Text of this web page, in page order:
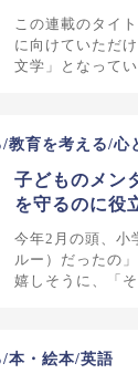
この連載のタイ
に向けていただ
文学」となって
教育を考える/心
子どものメン
を守るのに役
今年2月の頭、小
ルー）だったの
嬉しそうに、「
本・絵本/英語